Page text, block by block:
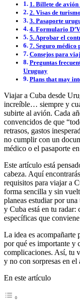
1. Billete de
2. Visas de
3. Pasaporte
4. Formulario
5. Aprobar el
7. Seguro médico
Consejos para
Preguntas
Uruguay
Plans that may
Viajar a Cuba desde
increíble… siempre y
subirte al avión. Cada
convencidos de que
retrasos, gastos
no cumplir con un
médico o el pasaporte
Este artículo está
cabeza. Aquí
requisitos para viajar a
forma sencilla y sin
planeas estudiar por
y Cuba está en tu radar:
específicas que
La idea es acompañarte
por qué es importante y
complicaciones. Así, tu
y no con sorpresas en el
En este artículo